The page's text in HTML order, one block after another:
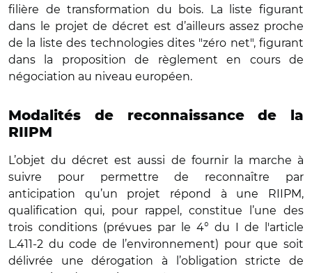
filière de transformation du bois. La liste figurant
dans le projet de décret est d’ailleurs assez proche
de la liste des technologies dites "zéro net", figurant
dans la proposition de règlement en cours de
négociation au niveau européen.
Modalités de reconnaissance de la
RIIPM
L’objet du décret est aussi de fournir la marche à
suivre pour permettre de reconnaître par
anticipation qu’un projet répond à une RIIPM,
qualification qui, pour rappel, constitue l’une des
trois conditions (prévues par le 4° du I de l'article
L.411-2 du code de l’environnement) pour que soit
délivrée une dérogation à l’obligation stricte de